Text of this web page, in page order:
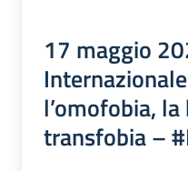
17 maggio
l’omofobia,
transfobia –